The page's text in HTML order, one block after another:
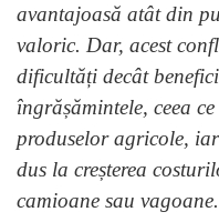
avantajoasă atât din
valoric. Dar, acest
dificultăți decât
îngrășămintele, ceea
produselor agricole,
dus la creșterea
camioane sau vagoane.